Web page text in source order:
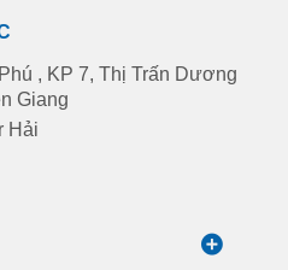
, KP 7, Thị Trấn Dương
Giang
Hải